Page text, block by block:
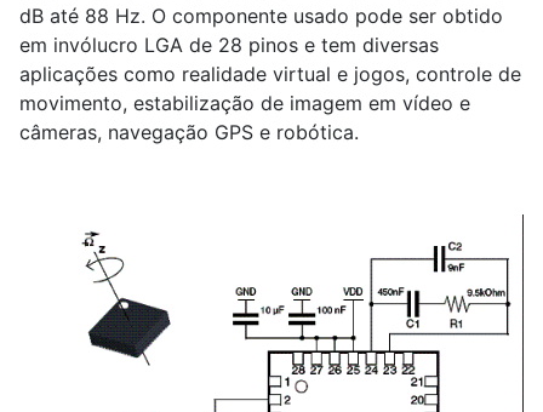
dB até 88 Hz. O componente usado pode ser obtido
em invólucro LGA de 28 pinos e tem diversas
aplicações como realidade virtual e jogos, controle de
movimento, estabilização de imagem em vídeo e
câmeras, navegação GPS e robótica.